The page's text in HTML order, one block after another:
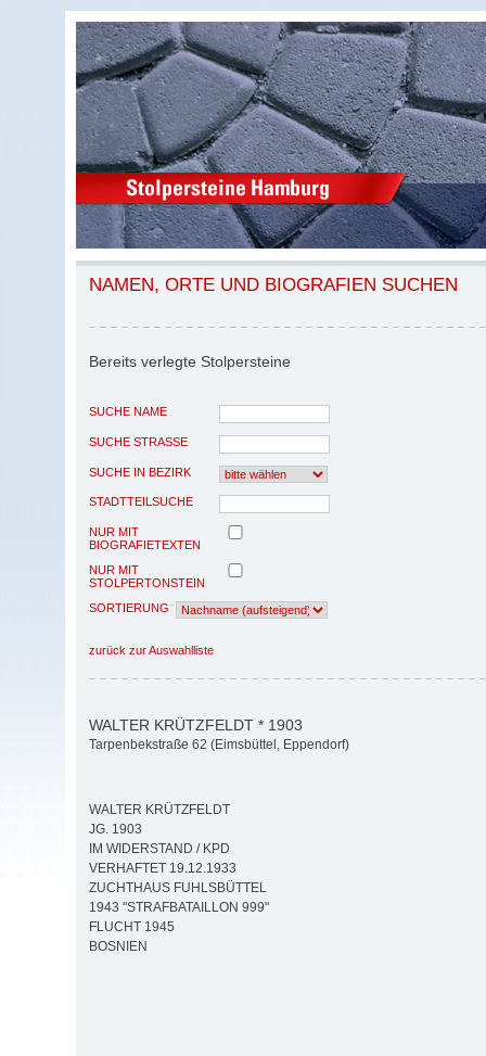
NAMEN, ORTE UND BIOGRAFIEN SUCHEN
Bereits verlegte Stolpersteine
SUCHE NAME
SUCHE STRASSE
SUCHE IN BEZIRK
STADTTEILSUCHE
NUR MIT
BIOGRAFIETEXTEN
NUR MIT
STOLPERTONSTEIN
SORTIERUNG
zurück zur Auswahlliste
WALTER KRÜTZFELDT * 1903
Tarpenbekstraße 62 (Eimsbüttel, Eppendorf)
WALTER KRÜTZFELDT
JG. 1903
IM WIDERSTAND / KPD
VERHAFTET 19.12.1933
ZUCHTHAUS FUHLSBÜTTEL
1943 "STRAFBATAILLON 999"
FLUCHT 1945
BOSNIEN